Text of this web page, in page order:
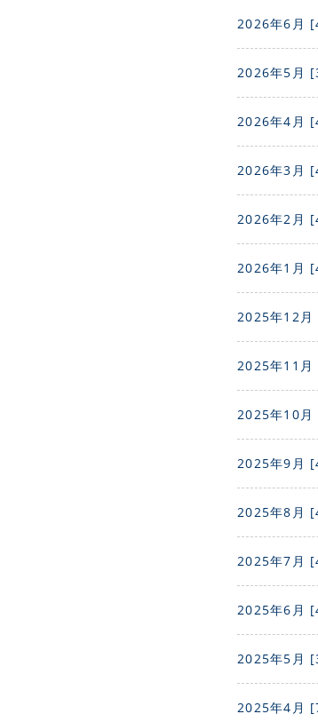
2026年6月
2026年5月
2026年4月
2026年3月
2026年2月
2026年1月
2025年12
2025年11
2025年10
2025年9月
2025年8月
2025年7月
2025年6月
2025年5月
2025年4月